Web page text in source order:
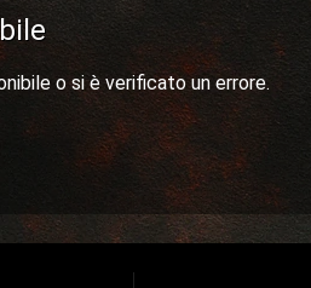
o si è verificato un errore.